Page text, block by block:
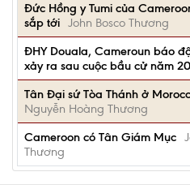
Đức Hồng y Tumi của
sắp tới John Bosco Thương
ÐHY Douala, Cameroun báo
xảy ra sau cuộc bầu cử năm
Tân Đại sứ Tòa Thánh ở
Nguyễn Hoàng Thương
Cameroon có Tân Giám Mục
Thương